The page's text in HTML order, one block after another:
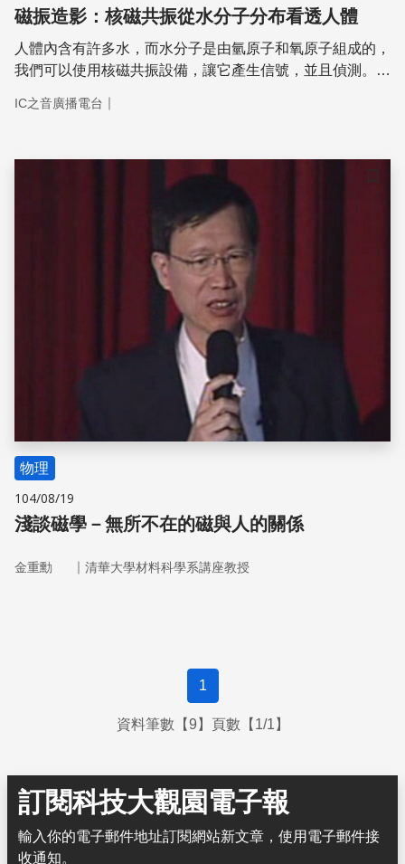
磁振造影：核磁共振從水分子分布看透人體
人體內含有許多水，而水分子是由氫原子和氧原子組成的，
我們可以使用核磁共振設備，讓它產生信號，並且偵測。醫
取體內水分子分布的資訊，從而精確繪製人體內部的結構，
IC之音廣播電台 ｜
儲存
物理
104/08/19
淺談磁學－無所不在的磁與人的關係
金重勳 ｜ 清華大學材料科學系講座教授
1
資料筆數【9】頁數【1/1】
訂閱科技大觀園電子報
輸入你的電子郵件地址訂閱網站新文章，使用電子郵件接
收通知。